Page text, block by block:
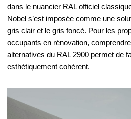
dans le nuancier RAL officiel
Nobel s’est imposée comme une
gris clair et le gris foncé. Pour les
occupants en rénovation,
alternatives du RAL 2900 permet de
esthétiquement cohérent.